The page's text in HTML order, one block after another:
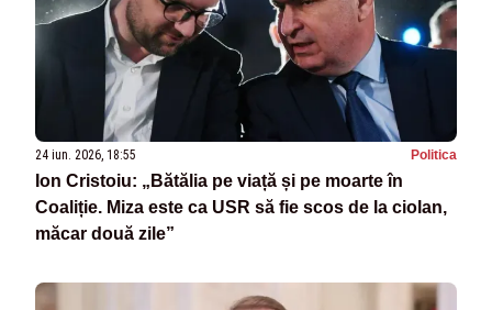
24 iun. 2026, 18:55 Politica
Ion Cristoiu: „Bătălia pe viață și pe moarte în
Coaliție. Miza este ca USR să fie scos de la ciolan,
măcar două zile”